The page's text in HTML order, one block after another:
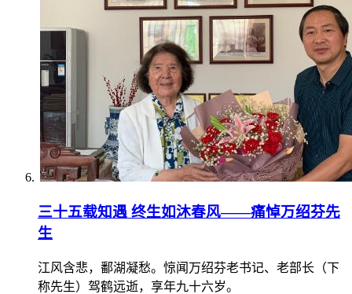
三十五载知遇 终生如沐春风——痛悼万绍芬先
生
江风含悲，鄱湖凝愁。惊闻万绍芬老书记、老部长（下
称先生）驾鹤远逝，享年九十六岁。